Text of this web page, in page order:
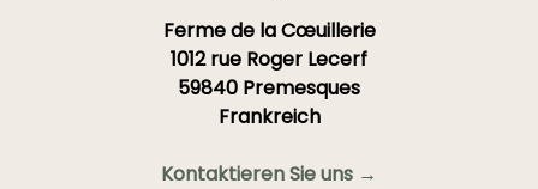
Ferme de la Cœuillerie
1012 rue Roger Lecerf
59840 Premesques
Frankreich
Kontaktieren Sie uns →